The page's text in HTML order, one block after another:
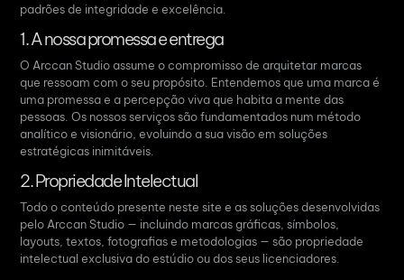
padrões de integridade e excelência
1. A nossa promessa e entrega
O Arccan Studio assume o compromisso de arquitetar marcas
que ressoam com o seu propósito. Entendemos que uma marca é
uma promessa e a percepção viva que habita a mente das
pessoas . Os nossos serviços são fundamentados num método
analítico e visionário, evoluindo a sua visão em soluções
estratégicas inimitáveis.
2. Propriedade Intelectual
Todo o conteúdo presente neste site e as soluções desenvolvidas
pelo Arccan Studio — incluindo marcas gráficas, símbolos,
layouts, textos, fotografias e metodologias — são propriedade
intelectual exclusiva do estúdio ou dos seus licenciadores.